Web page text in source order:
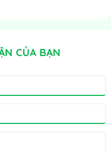
CỦA BẠN